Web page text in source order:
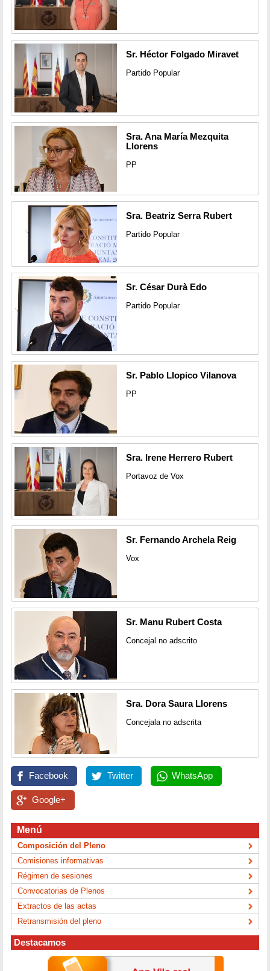
Sr. Héctor Folgado Miravet
Partido Popular
Sra. Ana María Mezquita
Llorens
PP
Sra. Beatriz Serra Rubert
Partido Popular
Sr. César Durà Edo
Partido Popular
Sr. Pablo Llopico Vilanova
PP
Sra. Irene Herrero Rubert
Portavoz de Vox
Sr. Fernando Archela Reig
Vox
Sr. Manu Rubert Costa
Concejal no adscrito
Sra. Dora Saura Llorens
Concejala no adscrita
Facebook Twitter WhatsApp
Google+
Menú
Composición del Pleno
Comisiones informativas
Régimen de sesiones
Convocatorias de Plenos
Extractos de las actas
Retransmisión del pleno
Destacamos